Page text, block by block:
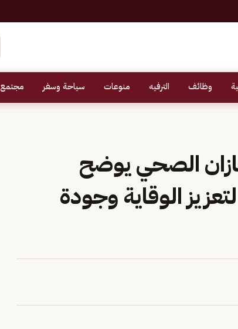
وظائف الترفيه منوعات سياحة وسفر مجتمع
الصحي يوضح
الوقاية وجودة